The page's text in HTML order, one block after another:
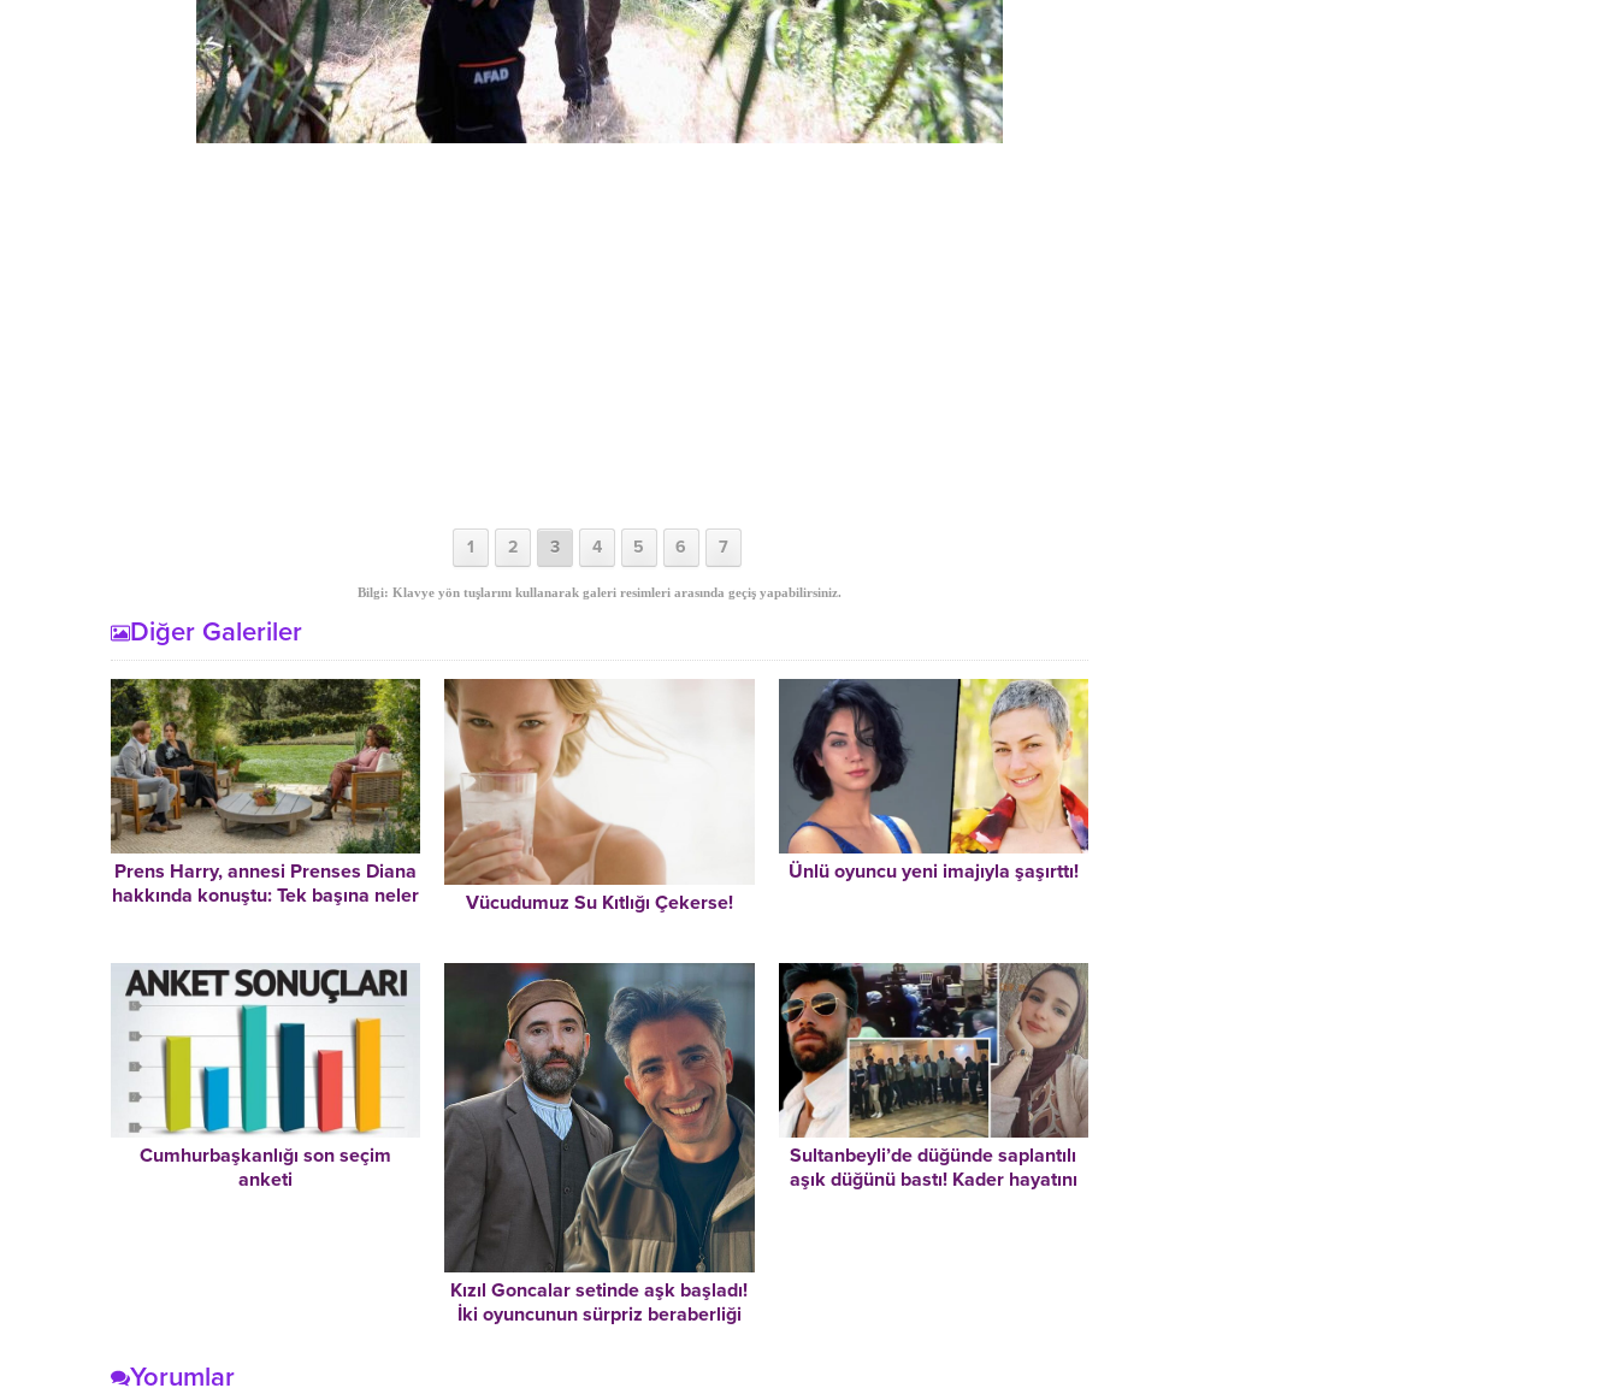
1 2 3 4 5 6 7
Bilgi: Klavye yön tuşlarını kullanarak galeri resimleri arasında geçiş yapabilirsiniz.
Diğer Galeriler
Prens Harry, annesi Prenses Diana
hakkında konuştu: Tek başına neler
diye korkuyorum
Vücudumuz Su Kıtlığı Çekerse!
Ünlü oyuncu yeni imajıyla şaşırttı!
Cumhurbaşkanlığı son seçim
anketi
Kızıl Goncalar setinde aşk başladı!
İki oyuncunun sürpriz beraberliği
Sultanbeyli’de düğünde saplantılı
aşık düğünü bastı! Kader hayatını
Yorumlar